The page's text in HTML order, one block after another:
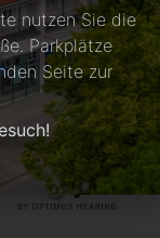
by
nutzen Sie die
Parkplätze
Seite zur